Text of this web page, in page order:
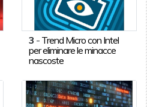
3 - Trend Micro con Intel
per eliminare le minacce
nascoste